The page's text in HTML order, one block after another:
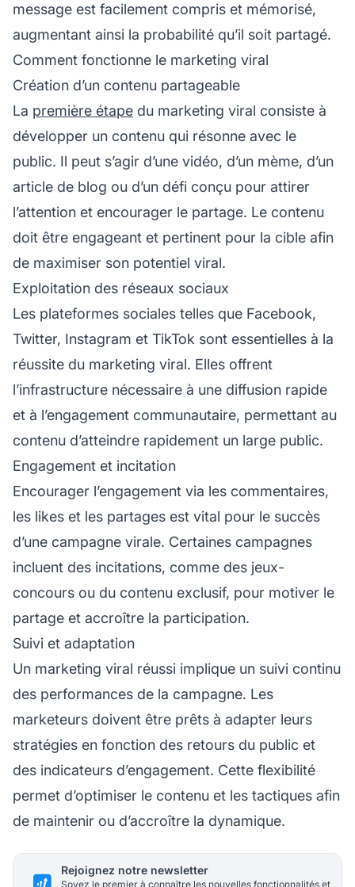
message est facilement compris et mémorisé,
augmentant ainsi la probabilité qu’il soit partagé.
Comment fonctionne le marketing viral
Création d’un contenu partageable
La première étape du marketing viral consiste à
développer un contenu qui résonne avec le
public. Il peut s’agir d’une vidéo, d’un mème, d’un
article de blog ou d’un défi conçu pour attirer
l’attention et encourager le partage. Le contenu
doit être engageant et pertinent pour la cible afin
de maximiser son potentiel viral.
Exploitation des réseaux sociaux
Les plateformes sociales telles que Facebook,
Twitter, Instagram et TikTok sont essentielles à la
réussite du marketing viral. Elles offrent
l’infrastructure nécessaire à une diffusion rapide
et à l’engagement communautaire, permettant au
contenu d’atteindre rapidement un large public.
Engagement et incitation
Encourager l’engagement via les commentaires,
les likes et les partages est vital pour le succès
d’une campagne virale. Certaines campagnes
incluent des incitations, comme des jeux-
concours ou du contenu exclusif, pour motiver le
partage et accroître la participation.
Suivi et adaptation
Un marketing viral réussi implique un suivi continu
des performances de la campagne. Les
marketeurs doivent être prêts à adapter leurs
stratégies en fonction des retours du public et
des indicateurs d’engagement. Cette flexibilité
permet d’optimiser le contenu et les tactiques afin
de maintenir ou d’accroître la dynamique.
Rejoignez notre newsletter
Soyez le premier à connaître les nouvelles fonctionnalités et